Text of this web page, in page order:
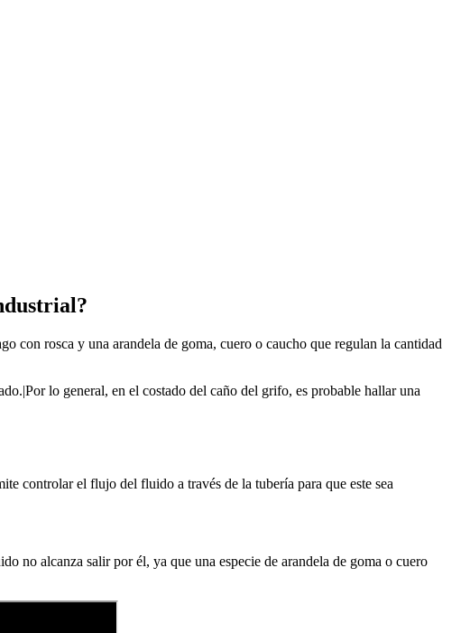
con rosca y una arandela de goma, cuero o caucho que regulan la cantidad
lo general, en el costado del caño del grifo, es probable hallar una
controlar el flujo del fluido a través de la tubería para que este sea
no alcanza salir por él, ya que una especie de arandela de goma o cuero